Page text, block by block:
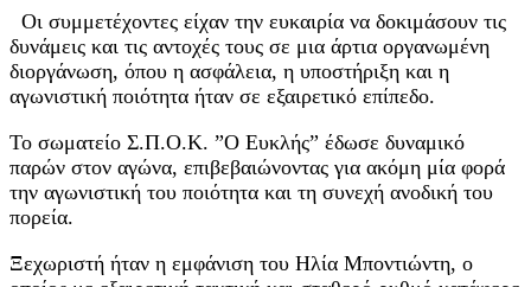
Οι συμμετέχοντες είχαν την ευκαιρία να δοκιμάσουν τις
δυνάμεις και τις αντοχές τους σε μια άρτια οργανωμένη
διοργάνωση, όπου η ασφάλεια, η υποστήριξη και η
αγωνιστική ποιότητα ήταν σε εξαιρετικό επίπεδο.
Το σωματείο Σ.Π.Ο.Κ. ”Ο Ευκλής” έδωσε δυναμικό
παρών στον αγώνα, επιβεβαιώνοντας για ακόμη μία φορά
την αγωνιστική του ποιότητα και τη συνεχή ανοδική του
πορεία.
Ξεχωριστή ήταν η εμφάνιση του Ηλία Μποντιώντη, ο